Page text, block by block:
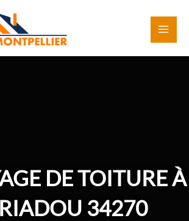
DE TOITURE À
34270